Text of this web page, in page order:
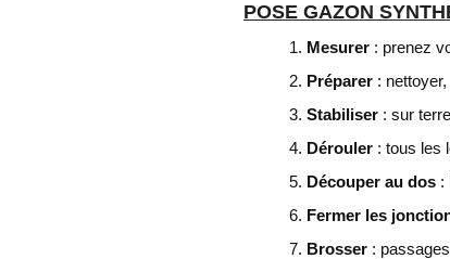
POSE GAZON
Mesurer : prenez
Préparer :
Stabiliser : sur
Dérouler : tous les
Découper au dos :
Fermer les
Brosser :